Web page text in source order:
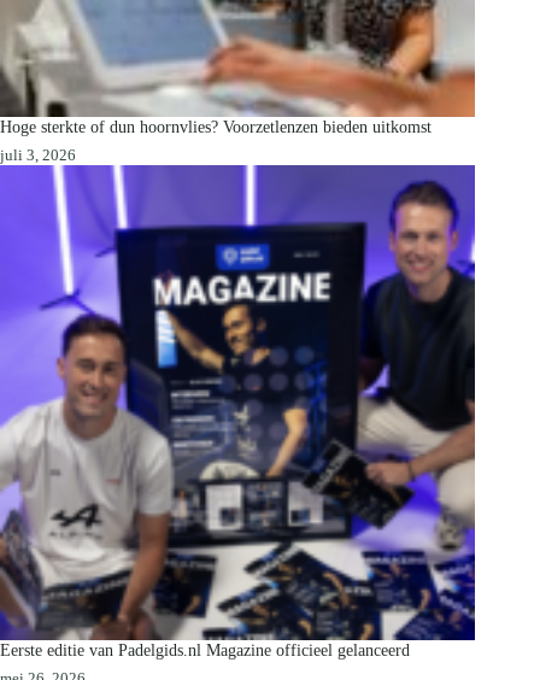
Hoge sterkte of dun hoornvlies? Voorzetlenzen bieden uitkomst
juli 3, 2026
Eerste editie van Padelgids.nl Magazine officieel gelanceerd